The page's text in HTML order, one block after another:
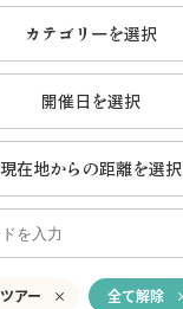
カテゴリーを選択
開催日を選択
現在地からの距離を選択
ツアー 全て解除